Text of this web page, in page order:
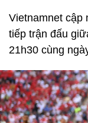
Vietnamnet cập
tiếp trận đấu
21h30 cùng